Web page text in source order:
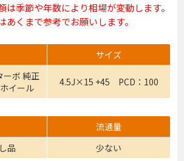
季節や年数により相場が変動します。
くまで参考でお願いします。
サイズ
ーボ 純正
イール
4.5J×15 +45 PCD：100
流通量
品
少ない